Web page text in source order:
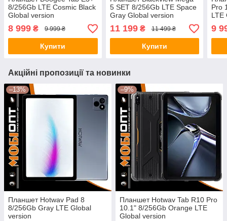
8/256Gb LTE Cosmic Black
Global version
8 999 ₴ 9 999 ₴
Купити
5 SET 8/256Gb LTE Space
Gray Global version
11 199₴ 11 499 ₴
Купити
Pro
LTE
9
Акційні пропозиції та новинки
–13%
Планшет Hotwav Pad 8
8/256Gb Gray LTE Global
version
–9%
Планшет Hotwav Tab R10 Pro
10.1" 8/256Gb Orange LTE
Global version